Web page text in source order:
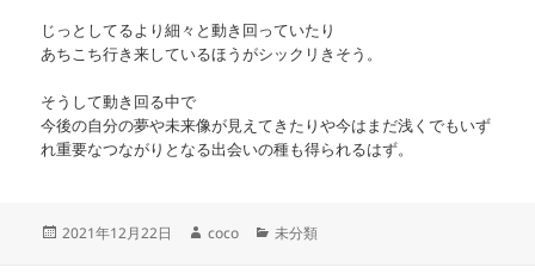
じっとしてるより細々と動き回っていたり
あちこち行き来しているほうがシックリきそう。
そうして動き回る中で
今後の自分の夢や未来像が見えてきたりや今はまだ浅くでもいず
れ重要なつながりとなる出会いの種も得られるはず。
投
2021年12月22日
作
coco
カ
未分類